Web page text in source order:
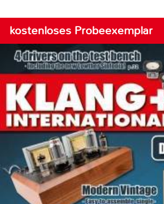
kostenloses Probeexemplar